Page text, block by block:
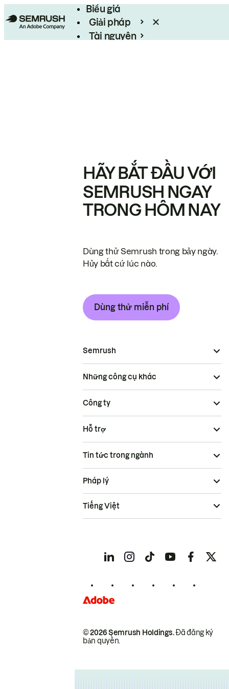
Biểu giá
Giải pháp
Tài nguyên
HÃY BẮT ĐẦU VỚI
SEMRUSH NGAY
TRONG HÔM NAY
Dùng thử Semrush trong bảy ngày.
Hủy bất cứ lúc nào.
Dùng thử miễn phí
Semrush
Những công cụ khác
Công ty
Hỗ trợ
Tin tức trong ngành
© 2026 Semrush Holdings.Đã đăng ký
bản quyền.
Pháp lý
Tiếng Việt